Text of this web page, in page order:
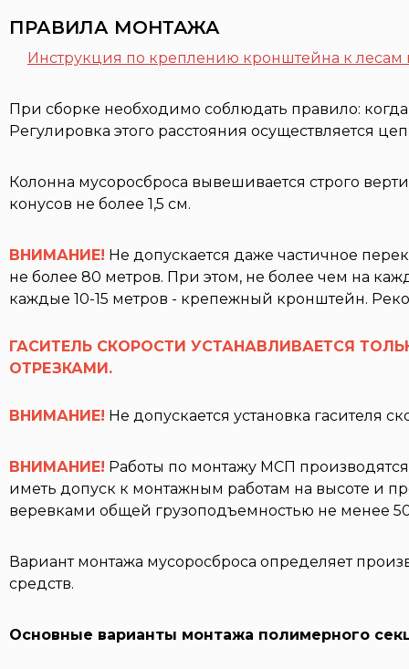
ПРАВИЛА МОНТАЖА
Инструкция по креплению кронштейна к
При сборке необходимо соблюдать правило:
Регулировка этого расстояния осуществляется
Колонна мусоросброса вывешивается строго
конусов не более 1,5 см.
ВНИМАНИЕ! Не допускается даже частичное
не более 80 метров. При этом, не более чем на
каждые 10-15 метров - крепежный кронштейн.
ГАСИТЕЛЬ СКОРОСТИ УСТАНАВЛИВАЕТСЯ
ОТРЕЗКАМИ.
ВНИМАНИЕ! Не допускается установка гасителя
ВНИМАНИЕ! Работы по монтажу МСП
иметь допуск к монтажным работам на высоте и
веревками общей грузоподъемностью не менее
Вариант монтажа мусоросброса определяет
средств.
Основные варианты монтажа полимерного